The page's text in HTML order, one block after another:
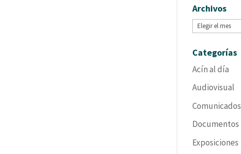
Archivos
Archivos
Categorías
Acín al día
Audiovisual
Comunicados
Documentos
Exposiciones